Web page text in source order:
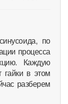
по
процесса
Каждую
гайки в этом
разберем